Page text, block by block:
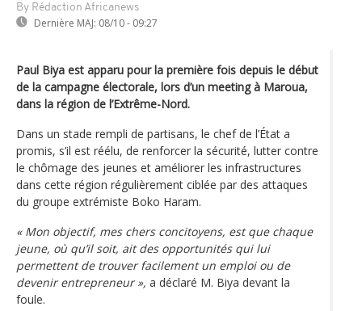
By Rédaction Africanews
Dernière MAJ: 08/10 - 09:27
Paul Biya est apparu pour la première fois depuis le début
de la campagne électorale, lors d’un meeting à Maroua,
dans la région de l’Extrême-Nord.
Dans un stade rempli de partisans, le chef de l’État a
promis, s’il est réélu, de renforcer la sécurité, lutter contre
le chômage des jeunes et améliorer les infrastructures
dans cette région régulièrement ciblée par des attaques
du groupe extrémiste Boko Haram.
« Mon objectif, mes chers concitoyens, est que chaque
jeune, où qu’il soit, ait des opportunités qui lui
permettent de trouver facilement un emploi ou de
devenir entrepreneur », a déclaré M. Biya devant la
foule.